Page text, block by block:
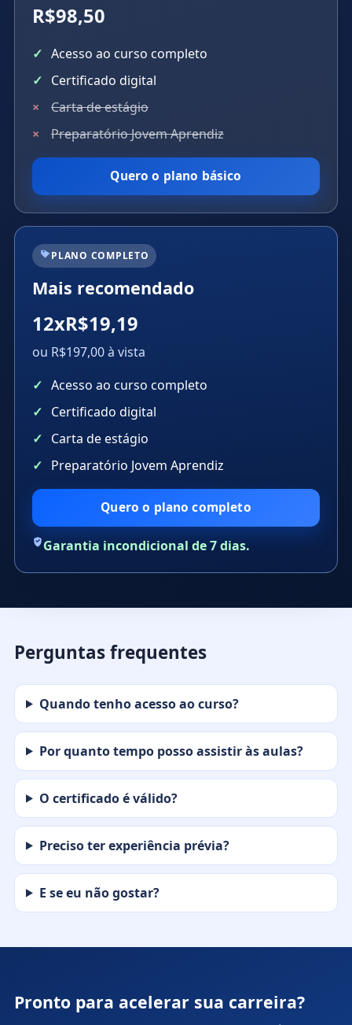
R$98,50
Acesso ao curso completo
Certificado digital
Carta de estágio
Preparatório Jovem Aprendiz
Quero o plano básico
PLANO COMPLETO
Mais recomendado
12xR$19,19
ou R$197,00 à vista
Acesso ao curso completo
Certificado digital
Carta de estágio
Preparatório Jovem Aprendiz
Quero o plano completo
Garantia incondicional de 7 dias.
Perguntas frequentes
Quando tenho acesso ao curso?
Por quanto tempo posso assistir às aulas?
O certificado é válido?
Preciso ter experiência prévia?
E se eu não gostar?
Pronto para acelerar sua carreira?